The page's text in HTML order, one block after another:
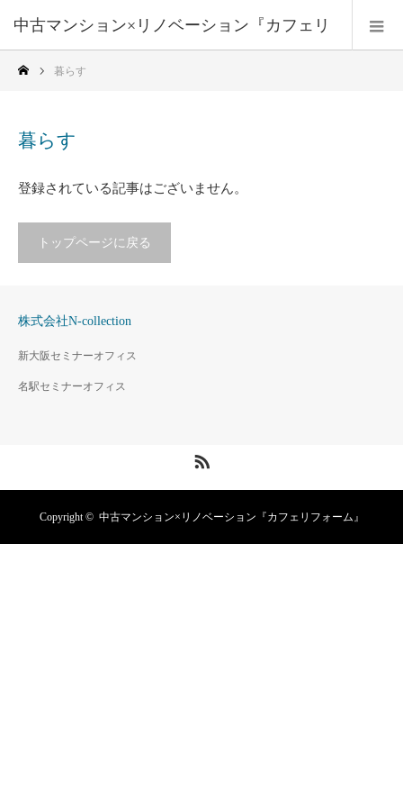
中古マンション×リノベーション『カフェリ
フォーム』
暮らす
暮らす
登録されている記事はございません。
トップページに戻る
株式会社N-collection
新大阪セミナーオフィス
名駅セミナーオフィス
Copyright © 中古マンション×リノベーション『カフェリフォーム』